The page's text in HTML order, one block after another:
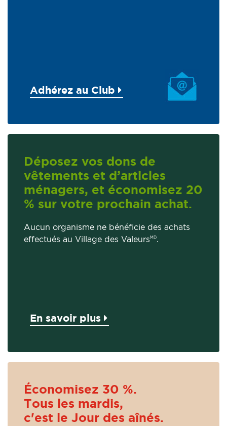
Adhérez au Club
Déposez vos dons de
vêtements et d’articles
ménagers, et économisez 20
% sur votre prochain achat.
Aucun organisme ne bénéficie des achats
effectués au Village des Valeurs MD.
En savoir plus
Économisez 30 %.
Tous les mardis,
c'est le Jour des aînés.